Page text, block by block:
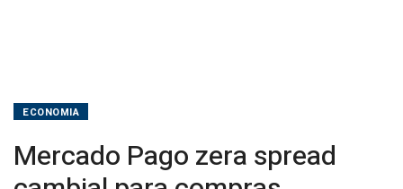
ECONOMIA
Mercado Pago zera spread